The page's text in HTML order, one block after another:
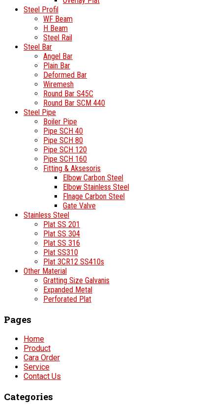
Steel Profil
WF Beam
H Beam
Steel Rail
Steel Bar
Angel Bar
Plain Bar
Deformed Bar
Wiremesh
Round Bar S45C
Round Bar SCM 440
Steel Pipe
Boiler Pipe
Pipe SCH 40
Pipe SCH 80
Pipe SCH 120
Pipe SCH 160
Fitting & Aksesoris
Elbow Carbon Steel
Elbow Stainless Steel
Flnage Carbon Steel
Gate Valve
Stainless Steel
Plat SS 201
Plat SS 304
Plat SS 316
Plat SS310
Plat 3CR12 SS410s
Other Material
Gratting Size Galvanis
Expanded Metal
Perforated Plat
Pages
Home
Product
Cara Order
Service
Contact Us
Categories